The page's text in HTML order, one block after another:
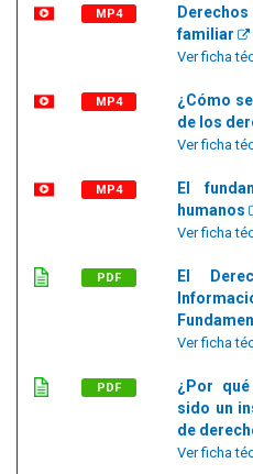
MP4
familiar
Ver ficha
MP4
¿Cómo
de los
Ver ficha
MP4
El
humanos
Ver ficha
PDF
El
Ver ficha
PDF
¿Por
sido un
de
Ver ficha